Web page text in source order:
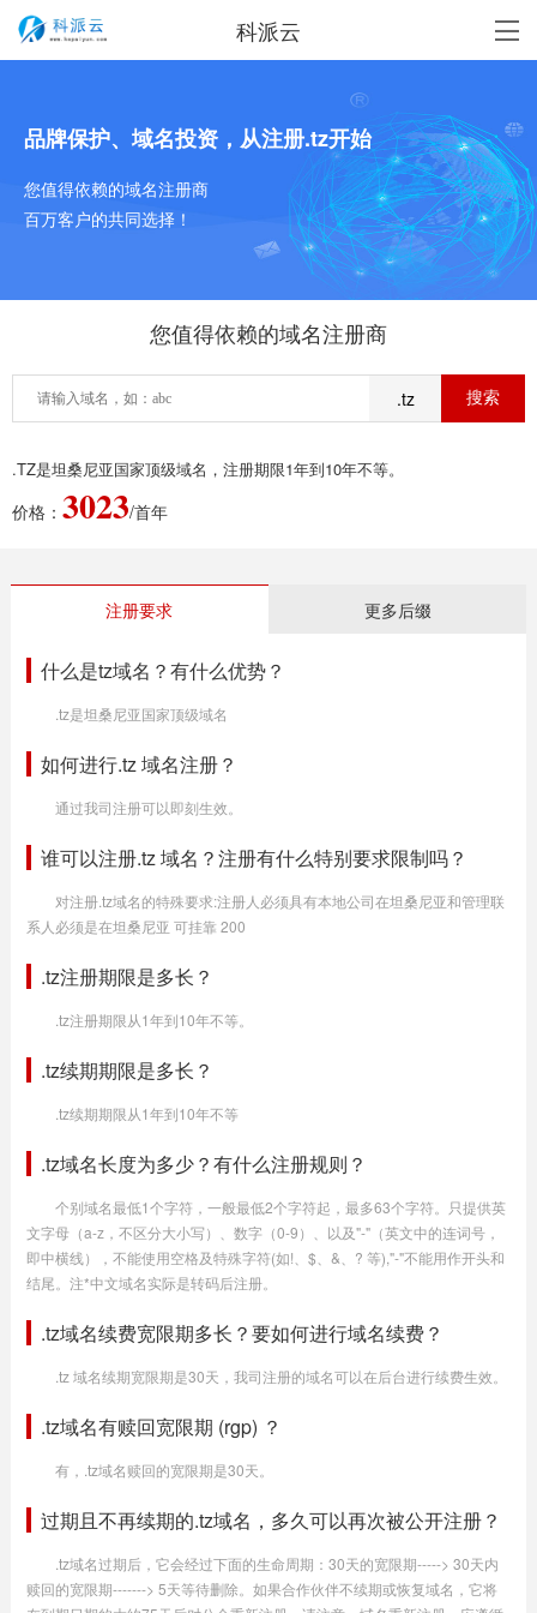
科派云
品牌保护、域名投资，从注册.tz开始
您值得依赖的域名注册商
百万客户的共同选择！
您值得依赖的域名注册商
.tz
.TZ是坦桑尼亚国家顶级域名，注册期限1年到10年不等。
价格： 3023/首年
注册要求 更多后缀
什么是tz域名？有什么优势？
.tz是坦桑尼亚国家顶级域名
如何进行.tz 域名注册？
通过我司注册可以即刻生效。
谁可以注册.tz 域名？注册有什么特别要求限制吗？
对注册.tz域名的特殊要求:注册人必须具有本地公司在坦桑尼亚和管理联
系人必须是在坦桑尼亚 可挂靠 200
.tz注册期限是多长？
.tz注册期限从1年到10年不等。
.tz续期期限是多长？
.tz续期期限从1年到10年不等
.tz域名长度为多少？有什么注册规则？
个别域名最低1个字符，一般最低2个字符起，最多63个字符。只提供英
文字母（a-z，不区分大小写）、数字（0-9）、以及"-"（英文中的连词号，
即中横线），不能使用空格及特殊字符(如!、$、&、? 等),"-"不能用作开头和
结尾。注*中文域名实际是转码后注册。
.tz域名续费宽限期多长？要如何进行域名续费？
.tz 域名续期宽限期是30天，我司注册的域名可以在后台进行续费生效。
.tz域名有赎回宽限期 (rgp) ？
有，.tz域名赎回的宽限期是30天。
过期且不再续期的.tz域名，多久可以再次被公开注册？
.tz域名过期后，它会经过下面的生命周期：30天的宽限期-----> 30天内
赎回的宽限期-------> 5天等待删除。如果合作伙伴不续期或恢复域名，它将